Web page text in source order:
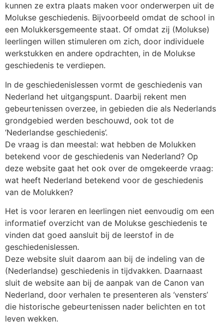
kunnen ze extra plaats maken voor onderwerpen uit de
Molukse geschiedenis. Bijvoorbeeld omdat de school in
een Molukkersgemeente staat. Of omdat zij (Molukse)
leerlingen willen stimuleren om zich, door individuele
werkstukken en andere opdrachten, in de Molukse
geschiedenis te verdiepen.
In de geschiedenislessen vormt de geschiedenis van
Nederland het uitgangspunt. Daarbij rekent men
gebeurtenissen overzee, in gebieden die als Nederlands
grondgebied werden beschouwd, ook tot de
‘Nederlandse geschiedenis’.
De vraag is dan meestal: wat hebben de Molukken
betekend voor de geschiedenis van Nederland? Op
deze website gaat het ook over de omgekeerde vraag:
wat heeft Nederland betekend voor de geschiedenis
van de Molukken?
Het is voor leraren en leerlingen niet eenvoudig om een
informatief overzicht van de Molukse geschiedenis te
vinden dat goed aansluit bij de leerstof in de
geschiedenislessen.
Deze website sluit daarom aan bij de indeling van de
(Nederlandse) geschiedenis in tijdvakken. Daarnaast
sluit de website aan bij de aanpak van de Canon van
Nederland, door verhalen te presenteren als ‘vensters’
die historische gebeurtenissen nader belichten en tot
leven wekken.